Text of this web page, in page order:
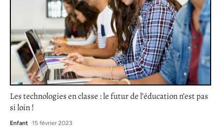
Les technologies en classe : le futur de l’éducation n’est pas
si loin !
Enfant 15 février 2023